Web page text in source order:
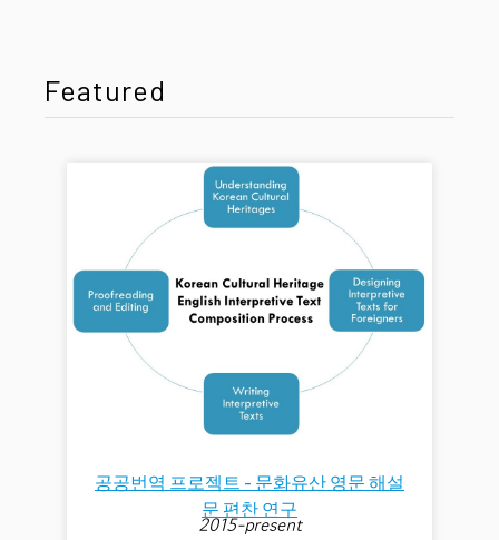
Featured
공공번역 프로젝트 - 문화유산 영문 해설
문 편찬 연구
2015-present